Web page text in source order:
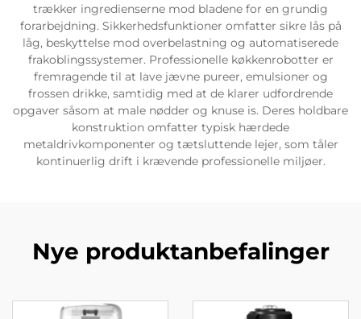
trækker ingredienserne mod bladene for en grundig
forarbejdning. Sikkerhedsfunktioner omfatter sikre lås på
låg, beskyttelse mod overbelastning og automatiserede
frakoblingssystemer. Professionelle køkkenrobotter er
fremragende til at lave jævne pureer, emulsioner og
frossen drikke, samtidig med at de klarer udfordrende
opgaver såsom at male nødder og knuse is. Deres holdbare
konstruktion omfatter typisk hærdede
metaldrivkomponenter og tætsluttende lejer, som tåler
kontinuerlig drift i krævende professionelle miljøer.
Nye produktanbefalinger